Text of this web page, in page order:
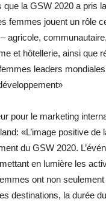
la GSW 2020 a pris
femmes jouent un rôle
agricole,
et hôtellerie, ainsi que
leaders
pour le marketing
«L’image positive
du GSW 2020.
en lumière les
ont non
destinations, la durée